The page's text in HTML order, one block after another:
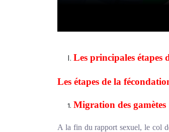
Les principales étapes
Les étapes de la
Migration des gamètes
A la fin du rapport sexuel, le col